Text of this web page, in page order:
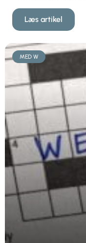
Læs artikel
MED W